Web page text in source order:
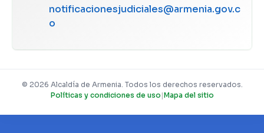
notificacionesjudiciales@armenia.gov.c
o
© 2026 Alcaldía de Armenia. Todos los derechos reservados.
Políticas y condiciones de uso |Mapa del sitio